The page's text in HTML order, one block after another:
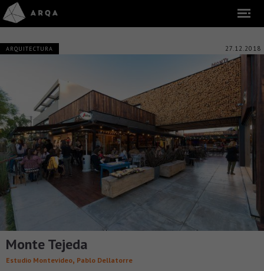
ARQUITECTURA 27.12.2018
Monte Tejeda
Estudio Montevideo, Pablo Dellatorre